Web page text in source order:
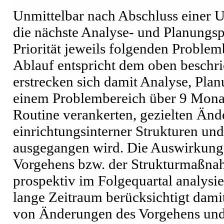
Unmittelbar nach Abschluss einer
die nächste Analyse- und
Priorität jeweils folgenden
Ablauf entspricht dem oben
erstrecken sich damit Analyse,
einem Problembereich über 9
Routine verankerten, gezielten
einrichtungsinterner Strukturen
ausgegangen wird. Die
Vorgehens bzw. der
prospektiv im Folgequartal
lange Zeitraum berücksichtigt
von Änderungen des Vorgehens